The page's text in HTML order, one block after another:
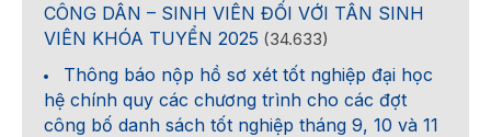
CÔNG DÂN – SINH VIÊN ĐỐI VỚI TÂN SINH
VIÊN KHÓA TUYỂN 2025 (34.633)
Thông báo nộp hồ sơ xét tốt nghiệp đại học
hệ chính quy các chương trình cho các đợt
công bố danh sách tốt nghiệp tháng 9, 10 và 11